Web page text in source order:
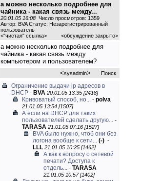
а можно несколько подробнее для
чайника - какая связь между...
20.01.05 16:08 Число просмотров: 1359
Автор: BVA Статус: Незарегистрированный
пользователь
<"чистая" ссылка> <обсуждение закрыто>
а можно несколько подробнее для
чайника - какая связь между
компьютером и пользователем?
<sysadmin> Поиск
Ограничение выдачи ip адресов в
DHCP - BVA 20.01.05 13:35 [2418]
Кривоватый способ, но... - polva
21.01.05 13:54 [1507]
А если на DHCP для таких
пользователей сделать другую... -
TARASA 21.01.05 07:16 [1527]
BVA было нужно, чтоб они без
логона вообще к сети... (-) -
LLL 21.01.05 10:25 [1462]
А как к вопросу о сетевой
печати? Доступа к
отдель... - TARASA
21.01.05 10:57 [1402]